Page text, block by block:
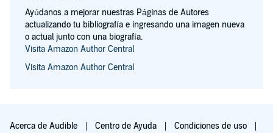
Ayúdanos a mejorar nuestras Páginas de Autores
actualizando tu bibliografía e ingresando una imagen nueva
o actual junto con una biografía.
Visita Amazon Author Central
Visita Amazon Author Central
Acerca de Audible Centro de Ayuda Condiciones de uso